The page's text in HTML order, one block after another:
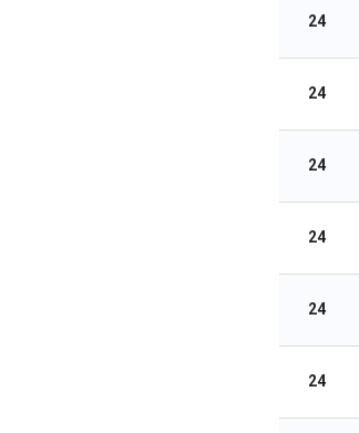
24
24
24
24
24
24